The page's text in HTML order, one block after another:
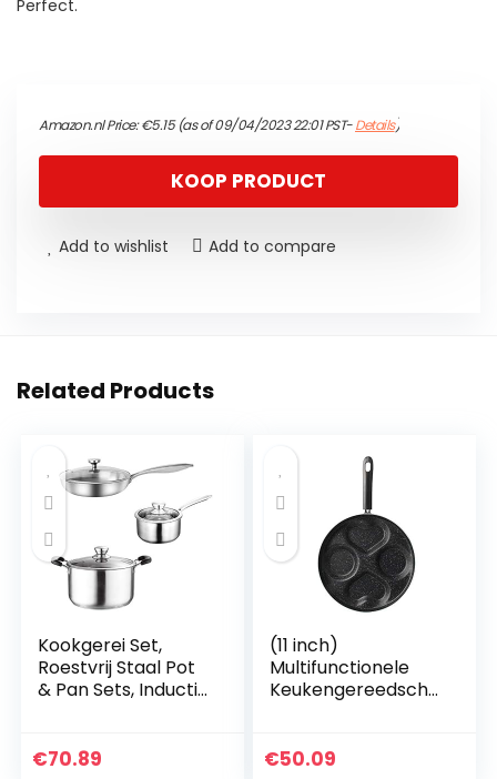
Perfect.
Amazon.nl Price:€5.15(as of 09/04/2023 22:01 PST-Details)
KOOP PRODUCT
Add to wishlist Add to compare
Related Products
Kookgerei Set,
Roestvrij Staal Pot
& Pan Sets, Inductie
met Glas deksel
€70.89
(11 inch)
Multifunctionele
Keukengereedscha
Frituurpan Nonstick
€50.09